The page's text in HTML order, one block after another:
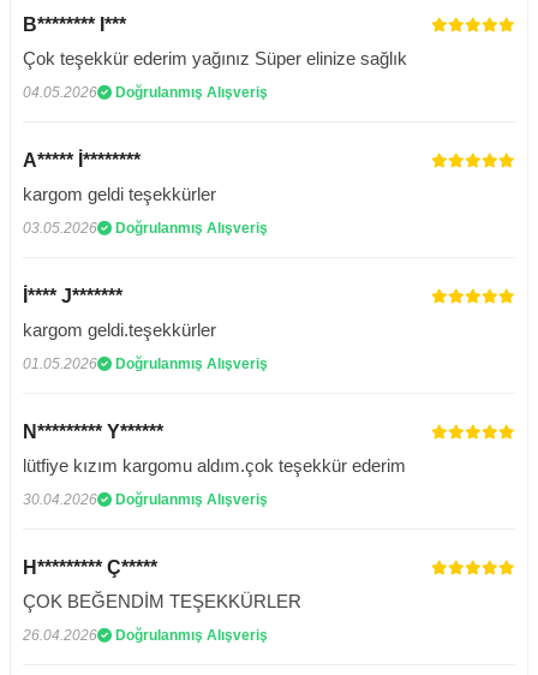
B******** I***
Çok teşekkür ederim yağınız Süper elinize sağlık
04.05.2026 Doğrulanmış Alışveriş
A***** İ********
kargom geldi teşekkürler
03.05.2026 Doğrulanmış Alışveriş
İ**** J*******
kargom geldi.teşekkürler
01.05.2026 Doğrulanmış Alışveriş
N********* Y******
lütfiye kızım kargomu aldım.çok teşekkür ederim
30.04.2026 Doğrulanmış Alışveriş
H********* Ç*****
ÇOK BEĞENDİM TEŞEKKÜRLER
26.04.2026 Doğrulanmış Alışveriş